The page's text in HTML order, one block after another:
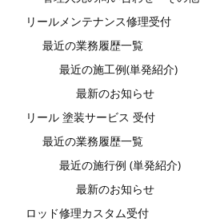
リールメンテナンス修理受付
最近の業務履歴一覧
最近の施工例(単発紹介)
最新のお知らせ
リール 塗装サービス 受付
最近の業務履歴一覧
最近の施行例 (単発紹介)
最新のお知らせ
ロッド修理カスタム受付